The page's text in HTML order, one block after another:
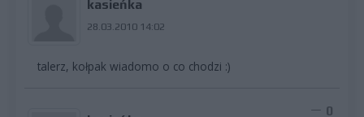
kasieńka
28.03.2010 14:02
talerz, kołpak wiadomo o co chodzi :)
0